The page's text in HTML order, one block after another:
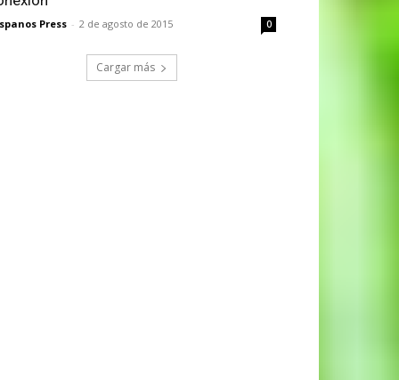
Press - 2 de agosto de 2015 0
Cargar más